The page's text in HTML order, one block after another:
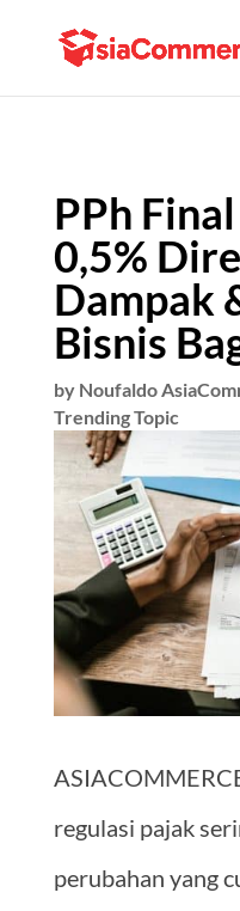
PPh
0,5%
Dampak
Bisnis
by Noufaldo
Trending Topic
regulasi pajak
perubahan yang